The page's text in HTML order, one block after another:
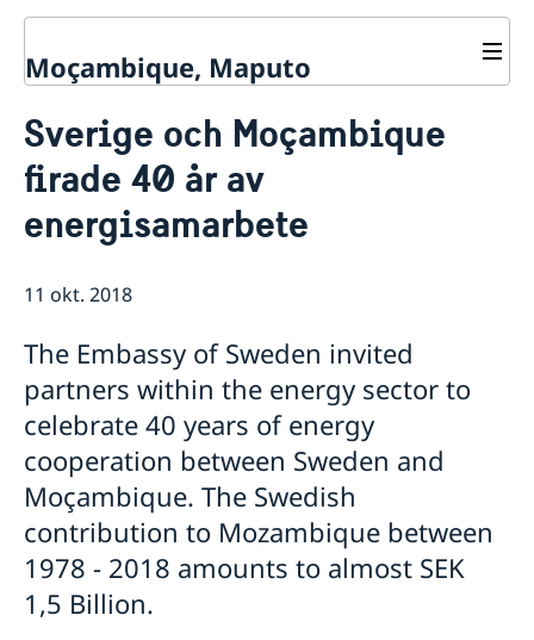
Moçambique, Maputo
Om oss
Personal Moçambique
Aktuellt
Nya statsråd på Utrikesdepartementet
Nyheter
Sverige och Moçambique
firade 40 år av
energisamarbete
11 okt. 2018
The Embassy of Sweden invited
partners within the energy sector to
celebrate 40 years of energy
cooperation between Sweden and
Moçambique. The Swedish
contribution to Mozambique between
1978 - 2018 amounts to almost SEK
1,5 Billion.